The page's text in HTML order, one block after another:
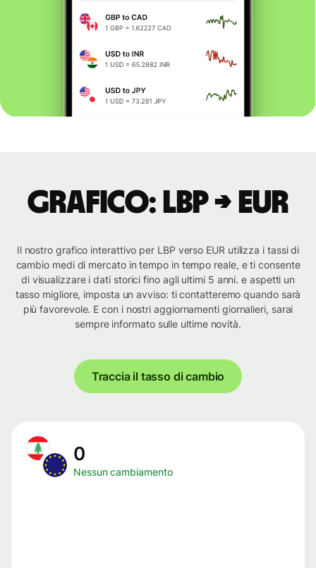
Grafico: LBP → EUR
Il nostro grafico interattivo per LBP verso EUR utilizza i tassi di
cambio medi di mercato in tempo in tempo reale, e ti consente
di visualizzare i dati storici fino agli ultimi 5 anni. e aspetti un
tasso migliore, imposta un avviso: ti contatteremo quando sarà
più favorevole. E con i nostri aggiornamenti giornalieri, sarai
sempre informato sulle ultime novità.
Traccia il tasso di cambio
0
Nessun cambiamento